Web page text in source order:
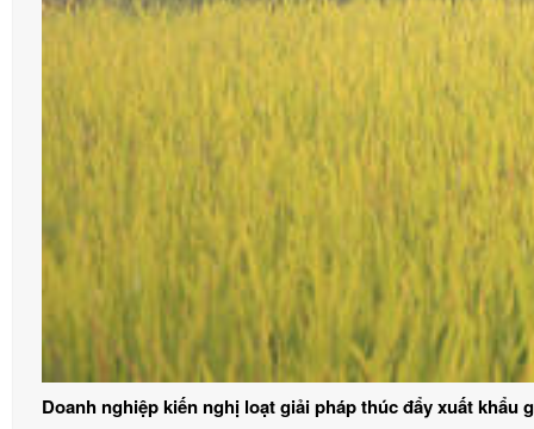
Doanh nghiệp kiến nghị loạt giải pháp thúc đẩy xuất khẩu